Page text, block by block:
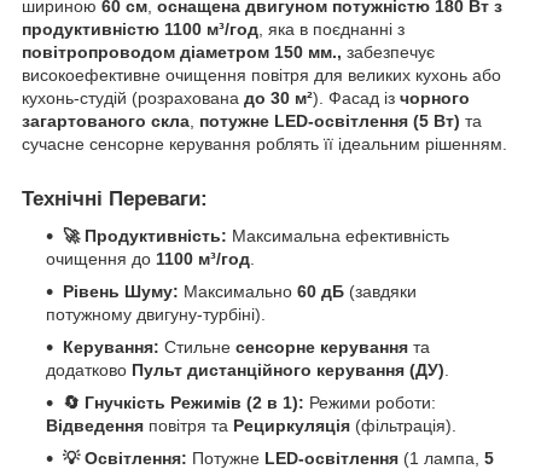
шириною 60 см оснащена двигуном потужністю 180 Вт з
продуктивністю 1100 м³/год , яка в поєднанні з
повітропроводом діаметром 150 мм., забезпечує
високоефективне очищення повітря для великих кухонь або
кухонь-студій (розрахована до 30 м²). Фасад із чорного
загартованого скла потужне LED-освітлення (5 Вт) та
сучасне сенсорне керування роблять її ідеальним рішенням.
Технічні Переваги:
🚀 Продуктивність: Максимальна ефективність
очищення до 1100 м³/год
Рівень Шуму: Максимально 60 дБ (завдяки
потужному двигуну-турбіні).
Керування: Стильне сенсорне керування та
додатково Пульт дистанційного керування (ДУ)
🔄 Гнучкість Режимів (2 в 1): Режими роботи:
Відведення повітря та Рециркуляція (фільтрація).
💡 Освітлення: Потужне LED-освітлення (1 лампа, 5